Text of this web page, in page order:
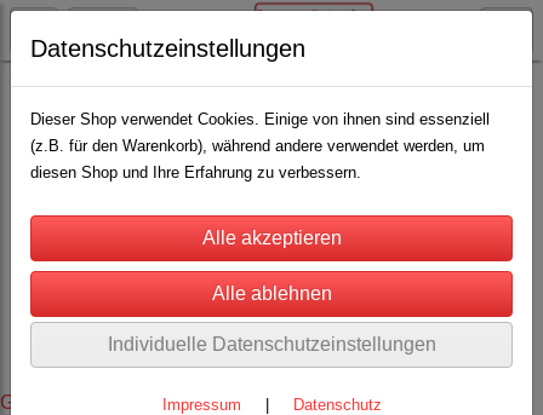
Schweinehaltung
Schweinehaltung
Kennzeichung durch Schlagstempel, Kastrationsgeräte, Spritzen ,
Kanülen und Ersatzteile, Treibegeräte und Elektrische Viehtreiber,
Wärmestrahler und Infrarotbirnen.
Geburtshilfe
Datenschutzeinstellungen
Dieser Shop verwendet Cookies. Einige von ihnen sind essenziell
(z.B. für den Warenkorb), während andere verwendet werden, um
diesen Shop und Ihre Erfahrung zu verbessern.
Individuelle Datenschutzeinstellungen
Impressum Datenschutz